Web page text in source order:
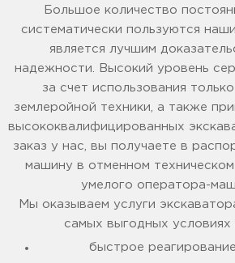
Большое количество
систематически пользуются
является лучшим
надежности. Высокий уровень
за счет использования
землеройной техники, а также
высококвалифицированных
заказ у нас, вы получаете в
машину в отменном
умелого оператора-
Мы оказываем услуги
самых выгодных условиях
быстрое